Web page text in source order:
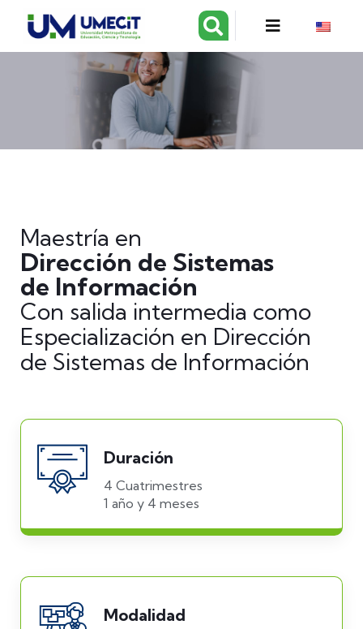
Maestría en
Dirección de Sistemas
de Información
Con salida intermedia como
Especialización en Dirección
de Sistemas de Información
Duración
4 Cuatrimestres
1 año y 4 meses
Modalidad